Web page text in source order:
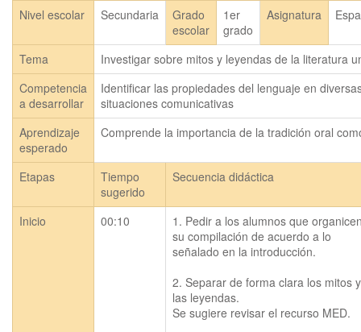
Nivel escolar
Secundaria
Grado
escolar
1er
grado
Asignatura
Tema
Investigar sobre mitos y leyendas de la literatura
Competencia
a desarrollar
Identificar las propiedades del lenguaje en
situaciones comunicativas
Aprendizaje
esperado
Comprende la importancia de la tradición oral
Etapas
Tiempo
sugerido
Secuencia didáctica
Inicio 00:10
1. Pedir a los alumnos que
su compilación de acuerdo a lo
señalado en la introducción.
2. Separar de forma clara los mitos y
las leyendas.